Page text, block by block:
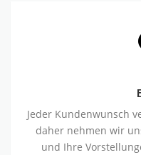
Jeder Kundenwunsch
daher nehmen wir
und Ihre